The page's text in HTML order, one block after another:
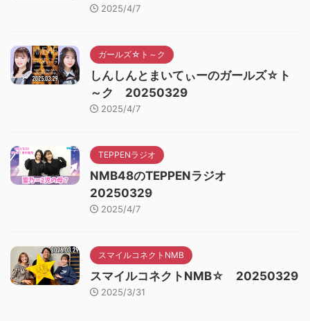
2025/4/7
ガールズ☆ト～ク
しんしんとまいてぃーのガールズ☆ト
～ク 20250329
2025/4/7
TEPPENラジオ
NMB48のTEPPENラジオ
20250329
2025/4/7
スマイルコネクトNMB
スマイルコネクトNMB☆ 20250329
2025/3/31